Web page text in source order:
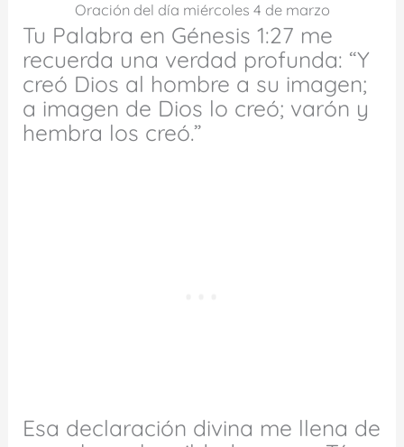
Oración del día miércoles 4 de marzo
Tu Palabra en Génesis 1:27 me
recuerda una verdad profunda: “Y
creó Dios al hombre a su imagen;
a imagen de Dios lo creó; varón y
hembra los creó.”
Esa declaración divina me llena de